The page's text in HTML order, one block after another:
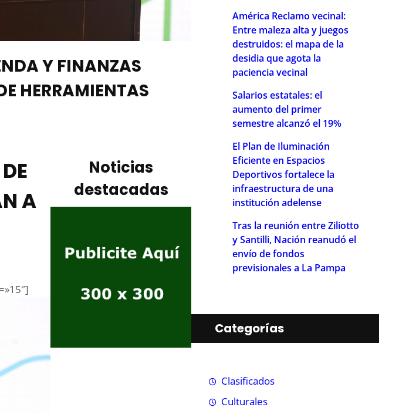
Y FINANZAS
HERRAMIENTAS
A
Noticias
destacadas
América Reclamo vecinal:
Entre maleza alta y juegos
destruidos: el mapa de la
desidia que agota la
paciencia vecinal
Salarios estatales: el
aumento del primer
semestre alcanzó el 19%
El Plan de Iluminación
Eficiente en Espacios
Deportivos fortalece la
infraestructura de una
institución adelense
Tras la reunión entre Ziliotto
y Santilli, Nación reanudó el
envío de fondos
previsionales a La Pampa
Categorías
Clasificados
Culturales